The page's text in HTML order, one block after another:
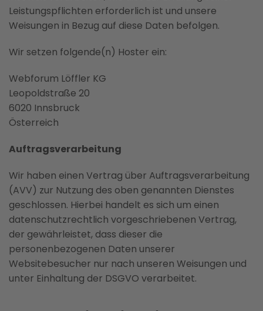
Leistungspflichten erforderlich ist und unsere
Weisungen in Bezug auf diese Daten befolgen.
Wir setzen folgende(n) Hoster ein:
Webforum Löffler KG
Leopoldstraße 20
6020 Innsbruck
Österreich
Auftragsverarbeitung
Wir haben einen Vertrag über Auftragsverarbeitung
(AVV) zur Nutzung des oben genannten Dienstes
geschlossen. Hierbei handelt es sich um einen
datenschutzrechtlich vorgeschriebenen Vertrag,
der gewährleistet, dass dieser die
personenbezogenen Daten unserer
Websitebesucher nur nach unseren Weisungen und
unter Einhaltung der DSGVO verarbeitet.